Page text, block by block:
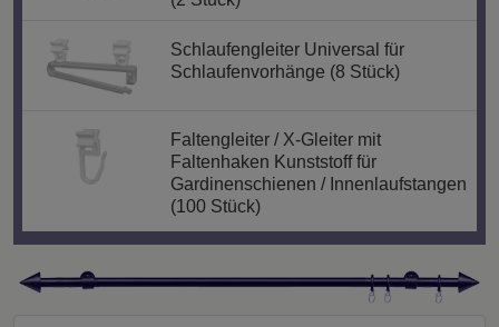
Schlaufengleiter Universal für
Schlaufenvorhänge (8 Stück)
Faltengleiter / X-Gleiter mit
Faltenhaken Kunststoff für
Gardinenschienen / Innenlaufstangen
(100 Stück)